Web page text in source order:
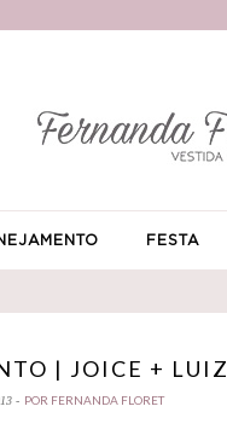
FESTA
| JOICE + LUIZ
- POR FERNANDA FLORET